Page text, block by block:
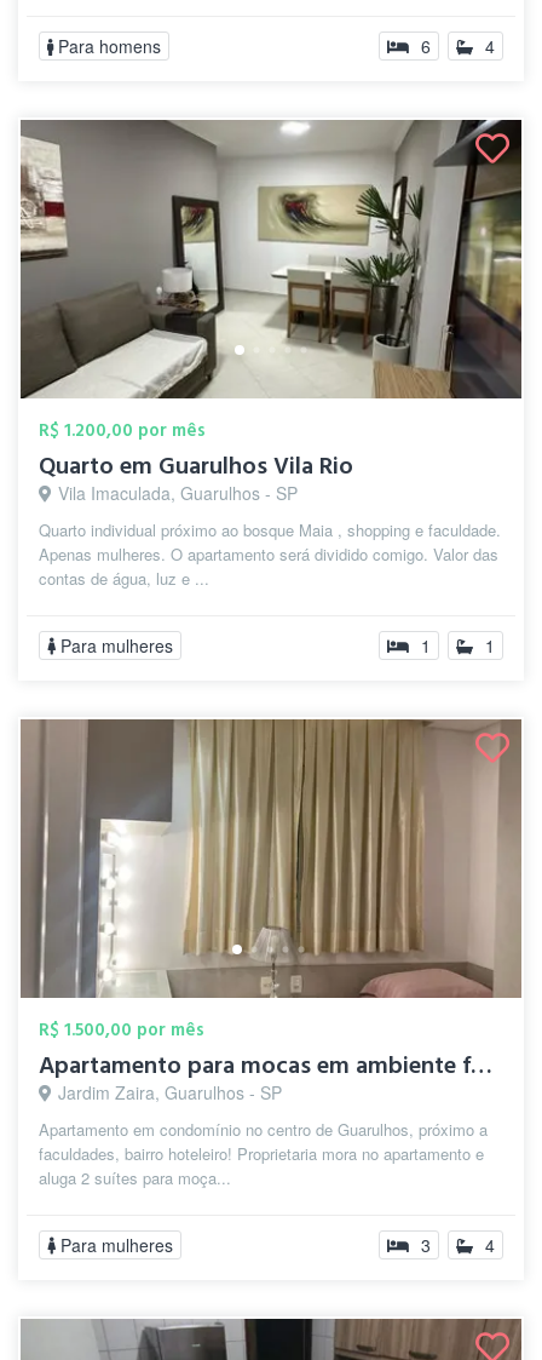
Para homens 6 4
R$ 1.200,00 por mês
Quarto em Guarulhos Vila Rio
Vila Imaculada, Guarulhos - SP
Quarto individual próximo ao bosque Maia , shopping e faculdade.
Apenas mulheres. O apartamento será dividido comigo. Valor das
contas de água, luz e ...
Para mulheres 1 1
R$ 1.500,00 por mês
Apartamento para mocas em ambiente famil...
Jardim Zaira, Guarulhos - SP
Apartamento em condomínio no centro de Guarulhos, próximo a
faculdades, bairro hoteleiro! Proprietaria mora no apartamento e
aluga 2 suítes para moça...
Para mulheres 3 4